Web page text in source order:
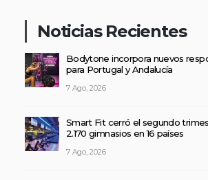
Noticias Recientes
Bodytone incorpora nuevos
para Portugal y Andalucía
7 Ago, 2026
Smart Fit cerró el segundo
2.170 gimnasios en 16 países
7 Ago, 2026